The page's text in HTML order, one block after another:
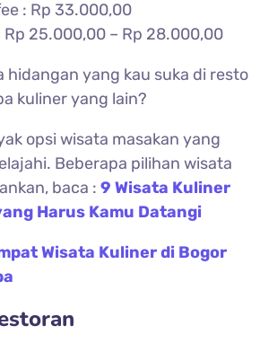
: Rp 33.000,00
25.000,00 – Rp 28.000,00
hidangan yang kau suka di resto
kuliner yang lain?
opsi wisata masakan yang
Beberapa pilihan wisata
baca : 9 Wisata Kuliner
Harus Kamu Datangi
Wisata Kuliner di Bogor